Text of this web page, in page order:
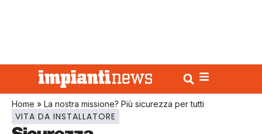
Home » La nostra missione? Più sicurezza per tutti
VITA DA INSTALLATORE